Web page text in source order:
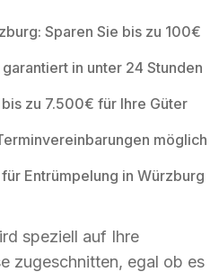
Sparen Sie bis zu 100€
in unter 24 Stunden
zu 7.500€ für Ihre Güter
möglich
Entrümpelung in Würzburg
speziell auf Ihre
zugeschnitten, egal ob es